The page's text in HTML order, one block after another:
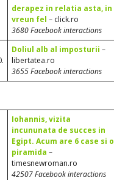
derapez in relatia asta, in
vreun fel – click.ro
3680 Facebook interactions
Doliul alb al imposturii –
libertatea.ro
3655 Facebook interactions
Iohannis, vizita
incununata de succes in
Egipt. Acum are 6 case si o
piramida –
timesnewroman.ro
42507 Facebook interactions